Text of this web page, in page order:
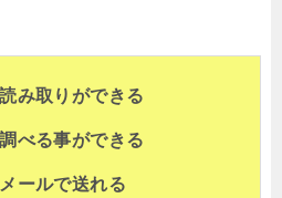
み取りができる
べる事ができる
ールで送れる